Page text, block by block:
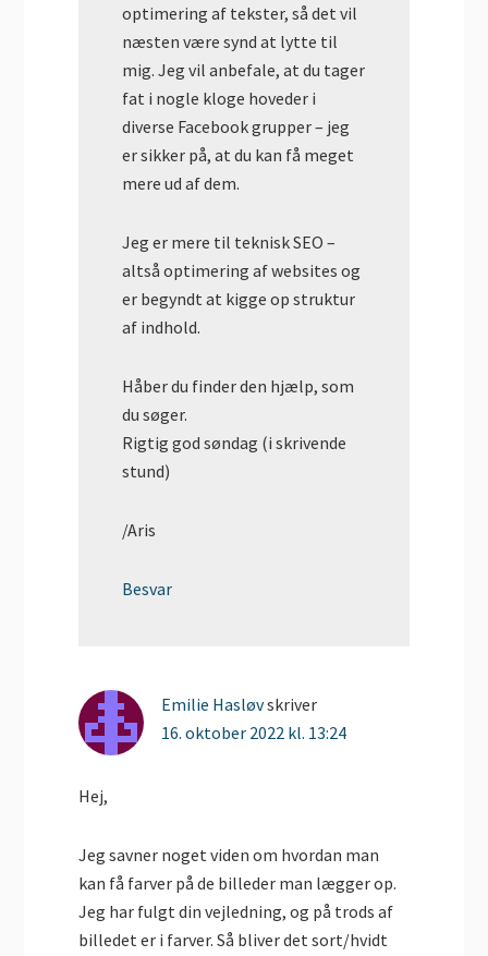
optimering af tekster, så det vil
næsten være synd at lytte til
mig. Jeg vil anbefale, at du tager
fat i nogle kloge hoveder i
diverse Facebook grupper – jeg
er sikker på, at du kan få meget
mere ud af dem.
Jeg er mere til teknisk SEO –
altså optimering af websites og
er begyndt at kigge op struktur
af indhold.
Håber du finder den hjælp, som
du søger.
Rigtig god søndag (i skrivende
stund)
/Aris
Besvar
Emilie Hasløvskriver
16. oktober 2022 kl. 13:24
Hej,
Jeg savner noget viden om hvordan man
kan få farver på de billeder man lægger op.
Jeg har fulgt din vejledning, og på trods af
billedet er i farver. Så bliver det sort/hvidt